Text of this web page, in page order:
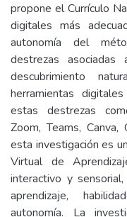
propone el Currículo
digitales más
autonomía del
destrezas
descubrimiento
herramientas
estas destrezas
Zoom, Teams,
esta investigación es
Virtual de
interactivo y
aprendizaje,
autonomía. La